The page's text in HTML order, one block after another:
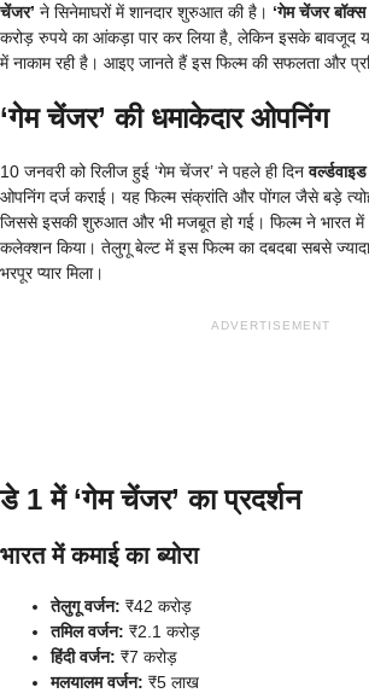
चेंजर’ ने सिनेमाघरों में शानदार शुरुआत की है। ‘गेम चेंजर
करोड़ रुपये का आंकड़ा पार कर लिया है, लेकिन इसके बावजूद
में नाकाम रही है। आइए जानते हैं इस फिल्म की सफलता और
‘गेम चेंजर’ की धमाकेदार ओपनिंग
10 जनवरी को रिलीज हुई ‘गेम चेंजर’ ने पहले ही दिन
ओपनिंग दर्ज कराई। यह फिल्म संक्रांति और पोंगल जैसे बड़े
जिससे इसकी शुरुआत और भी मजबूत हो गई। फिल्म ने भारत में
कलेक्शन किया। तेलुगू बेल्ट में इस फिल्म का दबदबा सबसे ज्यादा
भरपूर प्यार मिला।
ADVERTISEMENT
डे 1 में ‘गेम चेंजर’ का प्रदर्शन
भारत में कमाई का ब्योरा
तेलुगू वर्जन: ₹42 करोड़
तमिल वर्जन: ₹2.1 करोड़
हिंदी वर्जन: ₹7 करोड़
मलयालम वर्जन: ₹5 लाख